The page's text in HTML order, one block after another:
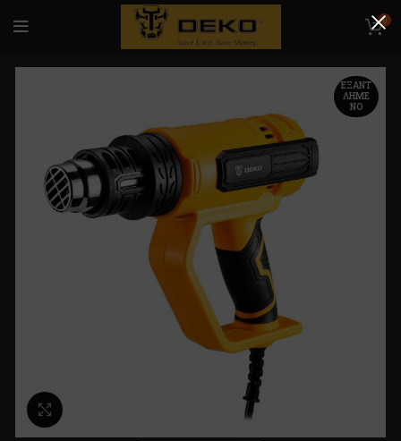
0
ΕΞΑΝΤ
ΛΗΜΈ
ΝΟ